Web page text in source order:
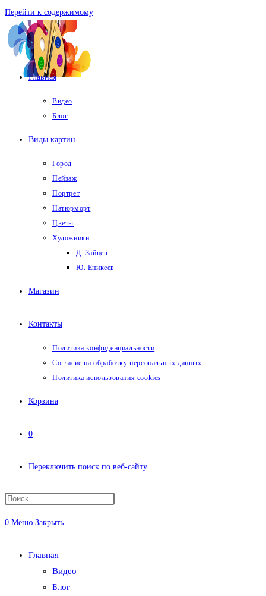
Перейти к содержимому
Главная
Видео
Блог
Виды картин
Город
Пейзаж
Портрет
Натюрморт
Цветы
Художники
Д. Зайцев
Ю. Еникеев
Магазин
Контакты
Политика конфиденциальности
Согласие на обработку персональных данных
Политика использования cookies
Корзина
0
Переключить поиск по веб-сайту
0 Меню Закрыть
Главная
Видео
Блог